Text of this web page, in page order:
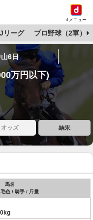
dメニュー
Jリーグ プロ野球（2軍）
6日
万円以下)
オッズ 結果
馬名
色 / 騎手 / 斤量